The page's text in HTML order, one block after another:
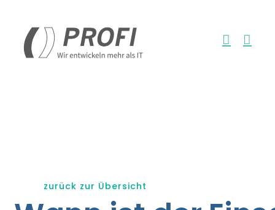
springen
zurück zur Übersicht